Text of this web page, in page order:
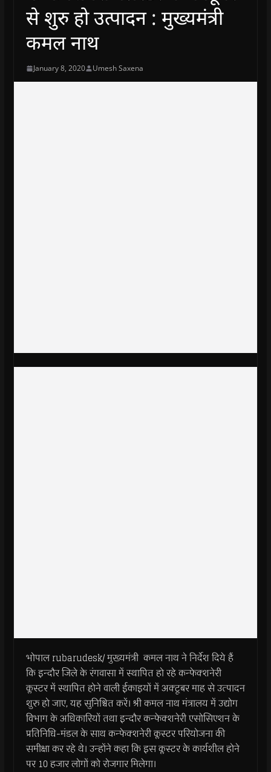
से शुरु हो उत्पादन : मुख्यमंत्री
कमल नाथ
January 8, 2020 Umesh Saxena
भोपाल rubarudesk/ मुख्यमंत्री कमल नाथ ने निर्देश दिये हैं
कि इन्दौर जिले के रंगवासा में स्थापित हो रहे कन्फेक्शनेरी
क्लस्टर में स्थापित होने वाली ईकाइयों में अक्टूबर माह से उत्पादन
शुरु हो जाए, यह सुनिश्चित करें। श्री कमल नाथ मंत्रालय में उद्योग
विभाग के अधिकारियों तथा इन्दौर कन्फेक्शनेरी एसोसिएशन के
प्रतिनिधि-मंडल के साथ कन्फेक्शनेरी क्लस्टर परियोजना की
समीक्षा कर रहे थे। उन्होंने कहा कि इस क्लस्टर के कार्यशील होने
पर 10 हजार लोगों को रोजगार मिलेगा।